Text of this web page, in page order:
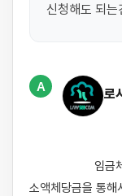
신청해도 되는
A
로
소액체당금을 통해